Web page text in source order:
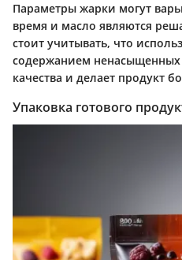
Параметры жарки могут
время и масло являются
стоит учитывать, что
содержанием
качества и делает продукт
Упаковка готового